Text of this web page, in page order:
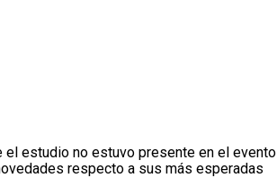
el estudio no estuvo presente en el evento
respecto a sus más esperadas